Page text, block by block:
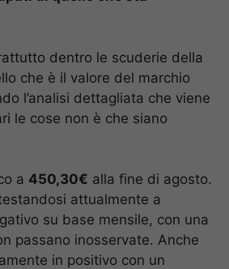
dentro le scuderie della
che è il valore del marchio
l’analisi dettagliata che viene
le cose non è che siano
a 450,30€ alla fine di agosto.
attualmente a
su base mensile, con una
passano inosservate. Anche
in positivo con un